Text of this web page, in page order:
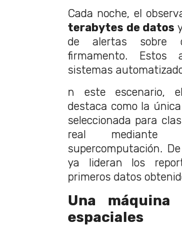
Cada noche, el
terabytes de datos
de alertas sobre
firmamento. Estos
sistemas
n este escenario,
destaca como la
seleccionada para
real mediante
supercomputación.
ya lideran los
primeros datos
Una máquina
espaciales